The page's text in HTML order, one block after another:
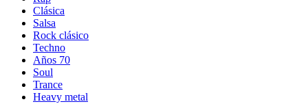
Clásica
Salsa
Rock clásico
Techno
Años 70
Soul
Trance
Heavy metal